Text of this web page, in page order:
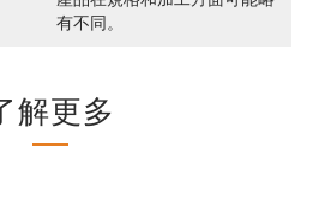
有不同。
解更多